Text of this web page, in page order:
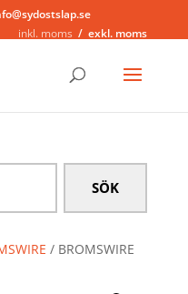
inkl. moms
exkl. moms
/ BROMSWIRE